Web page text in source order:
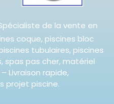
de la vente en
coque, piscines bloc
tubulaires, piscines
spas pas cher, matériel
Livraison rapide,
projet piscine.